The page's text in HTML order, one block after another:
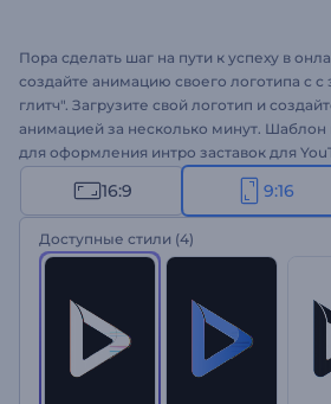
Пора сделать шаг на пути к успеху в
создайте анимацию своего логотипа с
глитч". Загрузите свой логотип и
анимацией за несколько минут. Шаблон
для оформления интро заставок для
игровых каналов и многого другого.
анимацией с эффектом "Быстрый глитч"!
16:9 9:16
Доступные стили (4)